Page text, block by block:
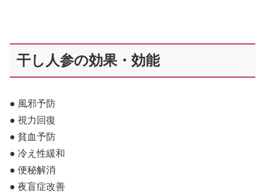
干し人参の効果・効能
● 風邪予防
● 視力回復
● 貧血予防
● 冷え性緩和
● 便秘解消
● 夜盲症改善